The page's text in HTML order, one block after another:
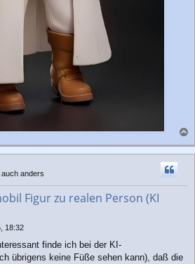
a
c
anders
Figur zu realen Person (KI
18:32
finde ich bei der KI-
übrigens keine Füße sehen kann), daß die